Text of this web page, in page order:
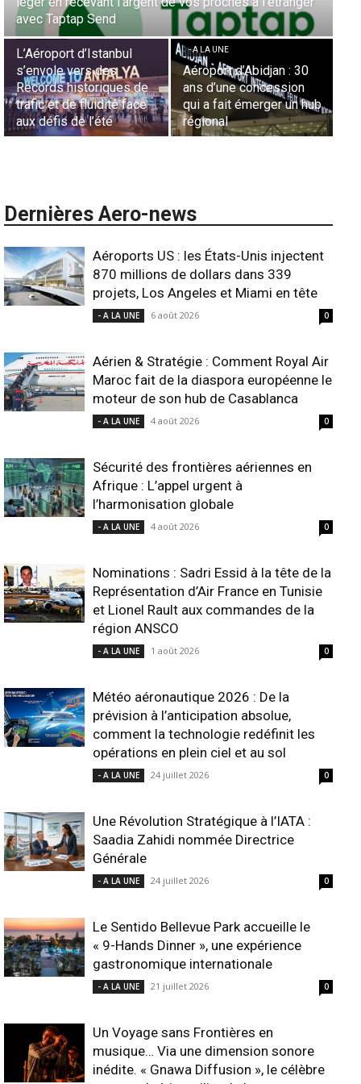
Casablanca
Sécurité des
aériennes en
L’appel urgent à
l’harmonisation
Send
des
de
face
l’été
- A LA UNE
Aéroport d’Abidjan : 30
ans d’une concession
qui a fait émerger un hub
régional
Dernières Aero-news
Aéroports US : les États-Unis injectent
870 millions de dollars dans 339
projets, Los Angeles et Miami en tête
- A LA UNE 6 août 2026 0
Aérien & Stratégie : Comment Royal Air
Maroc fait de la diaspora européenne le
moteur de son hub de Casablanca
- A LA UNE 4 août 2026 0
Sécurité des frontières aériennes en
Afrique : L’appel urgent à
l’harmonisation globale
- A LA UNE 4 août 2026 0
Nominations : Sadri Essid à la tête de la
Représentation d’Air France en Tunisie
et Lionel Rault aux commandes de la
région ANSCO
- A LA UNE 1 août 2026 0
Météo aéronautique 2026 : De la
prévision à l’anticipation absolue,
comment la technologie redéfinit les
opérations en plein ciel et au sol
- A LA UNE 24 juillet 2026 0
Une Révolution Stratégique à l’IATA :
Saadia Zahidi nommée Directrice
Générale
- A LA UNE 24 juillet 2026 0
Le Sentido Bellevue Park accueille le
« 9-Hands Dinner », une expérience
gastronomique internationale
- A LA UNE 21 juillet 2026 0
Un Voyage sans Frontières en
musique… Via une dimension sonore
inédite. « Gnawa Diffusion », le célèbre